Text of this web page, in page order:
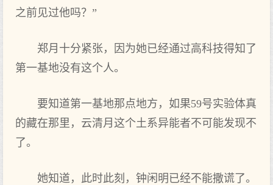
之前见过他吗？”
郑月十分紧张，因为她已经通过高科技得知了
第一基地没有这个人。
要知道第一基地那点地方，如果59号实验体真
的藏在那里，云清月这个土系异能者不可能发现不
了。
她知道，此时此刻，钟闲明已经不能撒谎了。